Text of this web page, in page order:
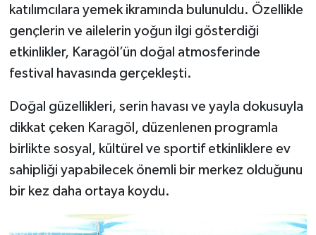
katılımcılara yemek ikramında bulunuldu. Özellikle
gençlerin ve ailelerin yoğun ilgi gösterdiği
etkinlikler, Karagöl’ün doğal atmosferinde
festival havasında gerçekleşti.
Doğal güzellikleri, serin havası ve yayla dokusuyla
dikkat çeken Karagöl, düzenlenen programla
birlikte sosyal, kültürel ve sportif etkinliklere ev
sahipliği yapabilecek önemli bir merkez olduğunu
bir kez daha ortaya koydu.